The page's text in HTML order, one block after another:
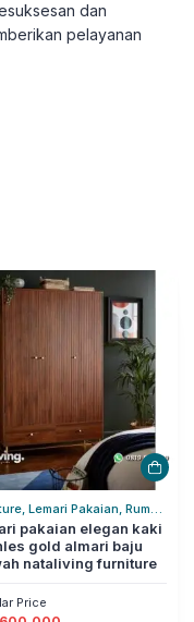
dan
pelayanan
Lemari Pakaian, Rumah
pakaian elegan kaki
gold almari baju
nataliving furniture
Price